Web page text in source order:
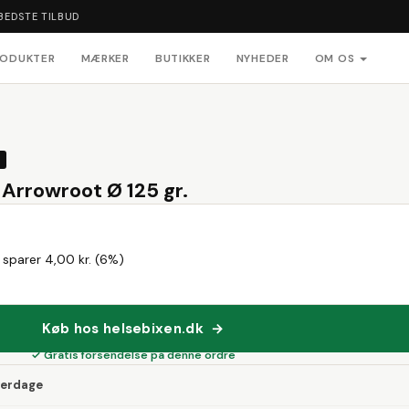
TILBUD
MÆRKER BUTIKKER NYHEDER OM OS
Ø 125 gr.
sparer 4,00 kr. (6%)
Køb hos helsebixen.dk →
✓ Gratis forsendelse på denne ordre